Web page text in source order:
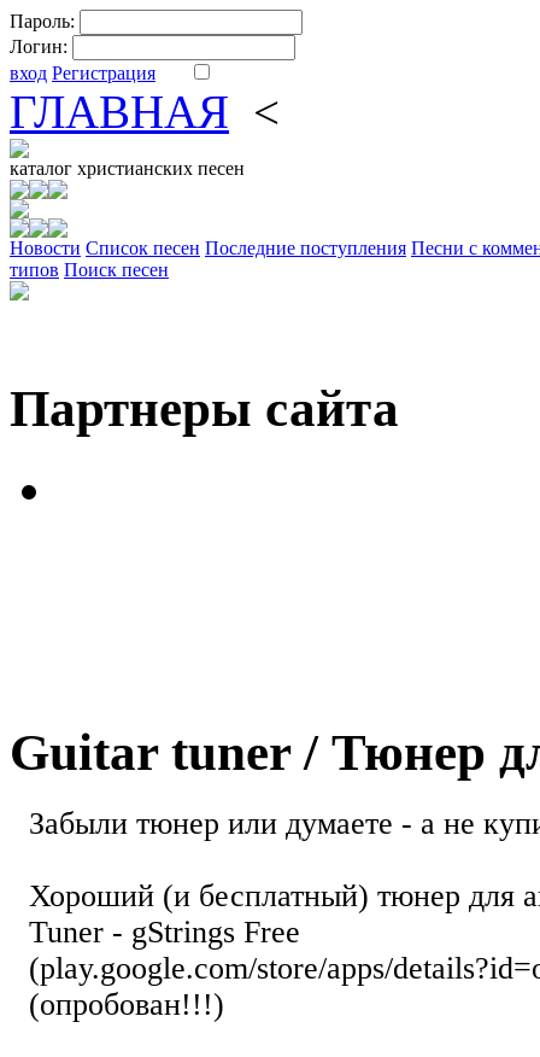
Пароль:
Логин:
вход Регистрация
ГЛАВНАЯ <
каталог христианских песен
Новости Cписок песен Последние поступления Песни с
типов Поиск песен
Партнеры сайта
Guitar tuner / Тюнер
Забыли тюнер или думаете - а не
Хороший (и бесплатный) тюнер для
Tuner - gStrings Free
(play.google.com/store/apps/
(опробован!!!)